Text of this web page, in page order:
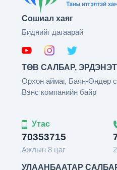
Сошиал хаяг
Биднийг дагаарай
ТӨВ САЛБАР,
Орхон аймаг, Баян-Өндөр
Вэнс компанийн байр
Утас
70353715
Ажлын 8 цаг
УЛААНБААТАР